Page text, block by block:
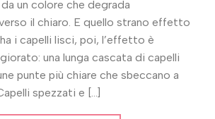
un colore che degrada
il chiaro. E quello strano effetto
i capelli lisci, poi, l’effetto è
una lunga cascata di capelli
punte più chiare che sbeccano a
spezzati e […]